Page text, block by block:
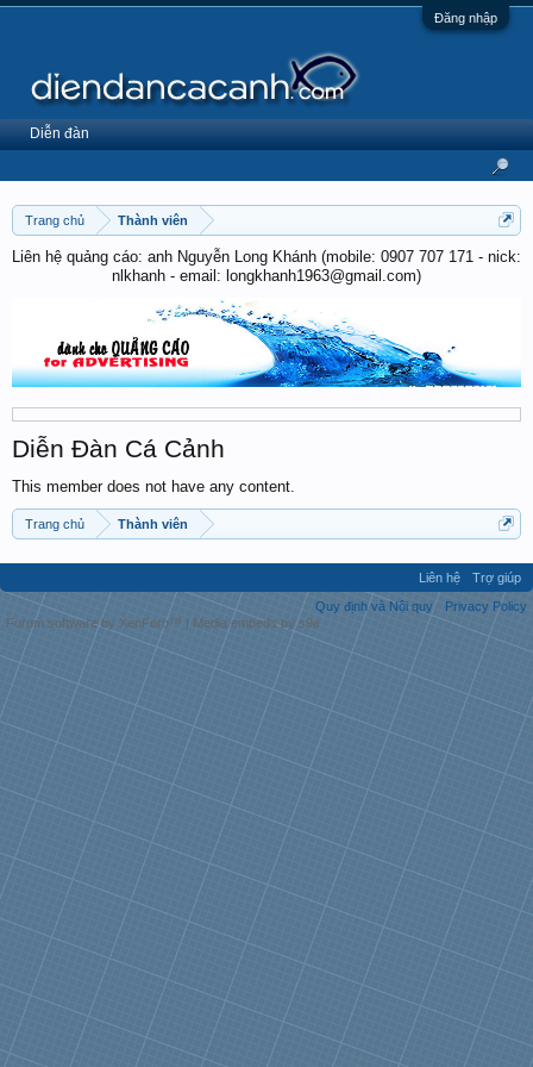
Đăng nhập
Trang chủ Thành viên
Liên hệ quảng cáo: anh Nguyễn Long Khánh (mobile: 0907 707 171 - nick:
nlkhanh - email: longkhanh1963@gmail.com)
Diễn Đàn Cá Cảnh
This member does not have any content.
Trang chủ Thành viên
Diễn đàn
Liên hệ
Trợ giúp
Quy định và Nội quy
Privacy Policy
Forum software by XenForo™ | Media embeds by s9e